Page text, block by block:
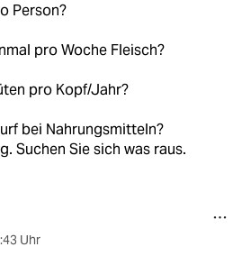
Person?
pro Woche Fleisch?
pro Kopf/Jahr?
bei Nahrungsmitteln?
Suchen Sie sich was raus.
Uhr